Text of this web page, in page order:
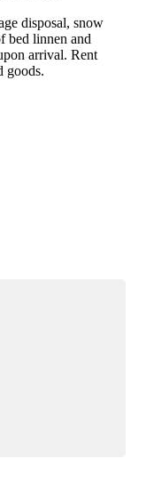
disposal, snow
bed linnen and
arrival. Rent
goods.